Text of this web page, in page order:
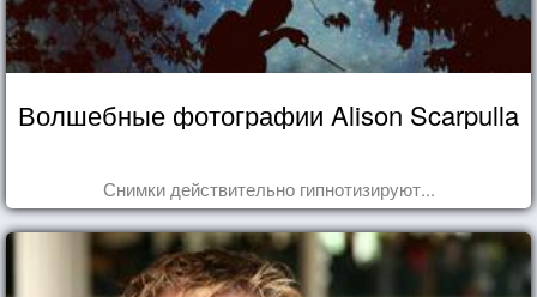
Волшебные фотографии Alison Scarpulla
Снимки действительно гипнотизируют...